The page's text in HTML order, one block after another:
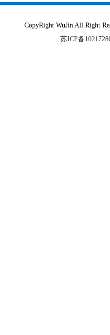
CopyRight WuJin All Right
苏ICP备